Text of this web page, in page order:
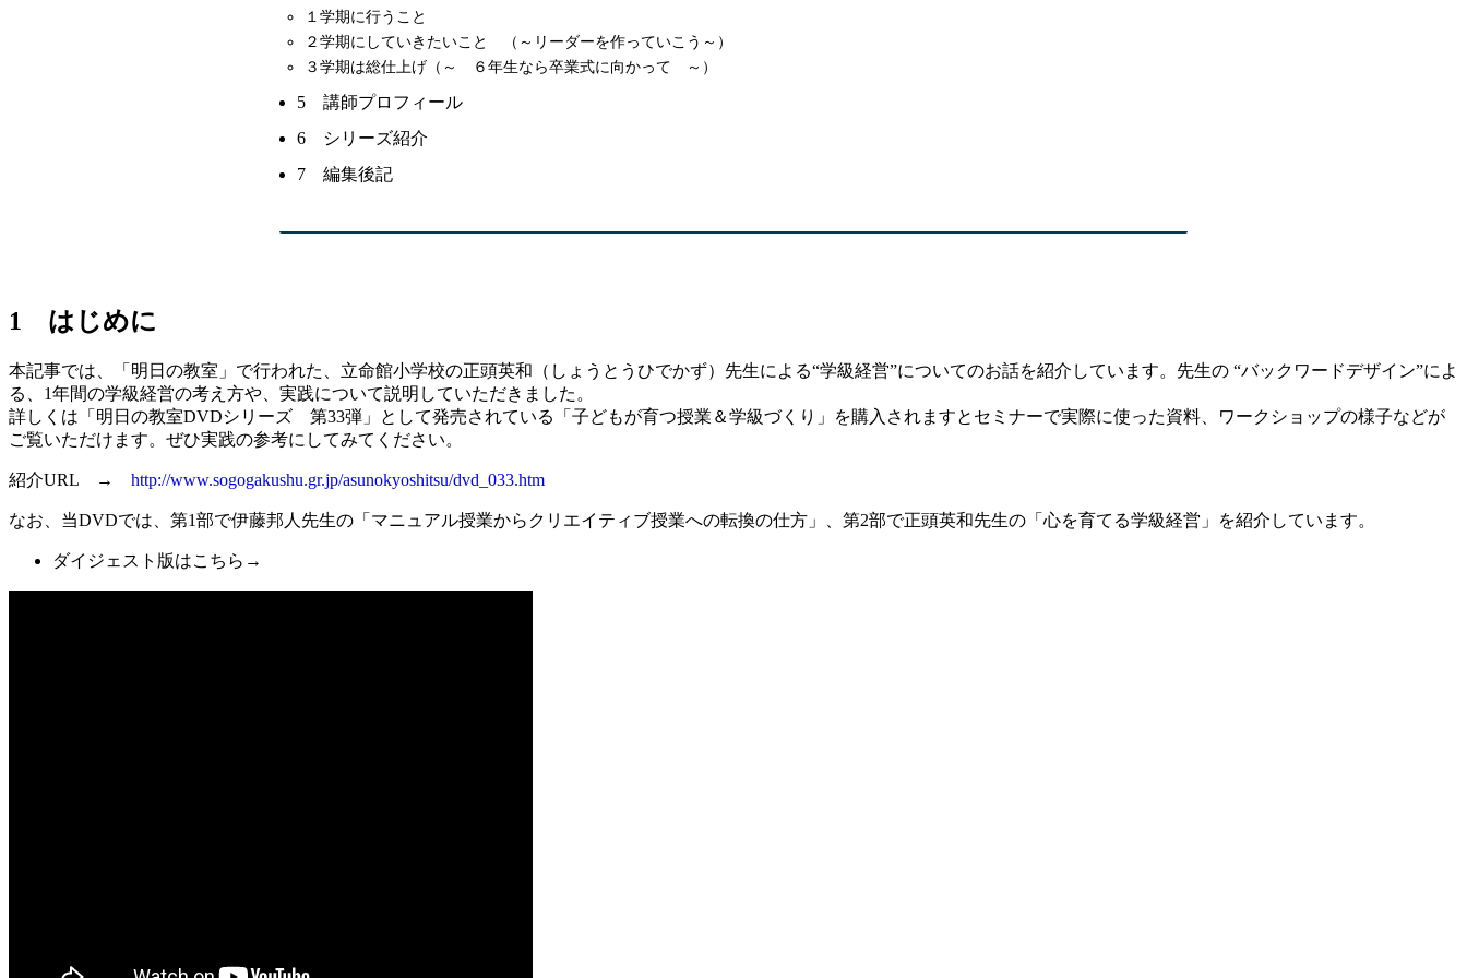
１学期に行うこと
２学期にしていきたいこと （～リーダーを作っていこう～）
３学期は総仕上げ（～ ６年生なら卒業式に向かって ～）
5 講師プロフィール
6 シリーズ紹介
7 編集後記
1 はじめに
本記事では、「明日の教室」で行われた、立命館小学校の正頭英和（しょうとうひでかず）先生による“学級経営”についてのお話を紹介しています。先生の “バックワードデザイン”によ
る、1年間の学級経営の考え方や、実践について説明していただきました。
詳しくは「明日の教室DVDシリーズ 第33弾」として発売されている「子どもが育つ授業＆学級づくり」を購入されますとセミナーで実際に使った資料、ワークショップの様子などが
ご覧いただけます。ぜひ実践の参考にしてみてください。
紹介URL → http://www.sogogakushu.gr.jp/asunokyoshitsu/dvd_033.htm
なお、当DVDでは、第1部で伊藤邦人先生の「マニュアル授業からクリエイティブ授業への転換の仕方」、第2部で正頭英和先生の「心を育てる学級経営」を紹介しています。
ダイジェスト版はこちら→